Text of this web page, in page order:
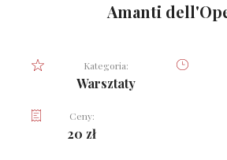
Amanti
Kategoria:
Warsztaty
Ceny:
20 zł